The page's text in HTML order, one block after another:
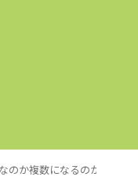
のか複数になるのかご教